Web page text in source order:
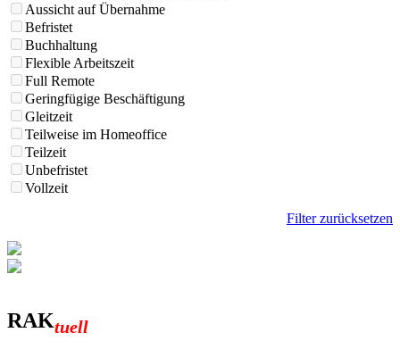
Aussicht auf Übernahme
Befristet
Buchhaltung
Flexible Arbeitszeit
Full Remote
Geringfügige Beschäftigung
Gleitzeit
Teilweise im Homeoffice
Teilzeit
Unbefristet
Vollzeit
Filter zurücksetzen
RAKtuell